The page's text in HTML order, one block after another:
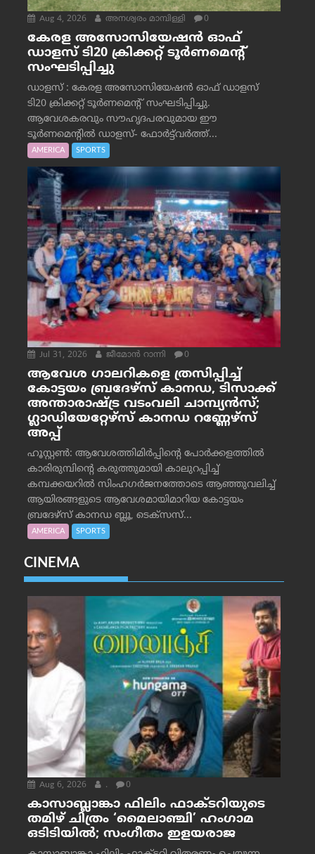
Aug 4, 2026 അനശ്വരം മാമ്പിള്ളി 0
കേരള അസോസിയേഷൻ ഓഫ്
ഡാളസ് ടി20 ക്രിക്കറ്റ് ടൂർണമെന്റ്
സംഘടിപ്പിച്ചു
ഡാളസ് : കേരള അസോസിയേഷൻ ഓഫ് ഡാളസ്
ടി20 ക്രിക്കറ്റ് ടൂർണമെന്റ് സംഘടിപ്പിച്ചു.
ആവേശകരവും സൗഹൃദപരവുമായ ഈ
ടൂർണമെന്റിൽ ഡാളസ്- ഫോർട്ട്‌വര്‍ത്ത്...
AMERICA SPORTS
Jul 31, 2026 ജീമോന്‍ റാന്നി 0
ആവേശ ഗാലറികളെ ത്രസിപ്പിച്ച്
കോട്ടയം ബ്രദേഴ്‌സ് കാനഡ, ടിസാക്ക്
അന്താരാഷ്ട്ര വടംവലി ചാമ്പ്യന്‍സ്;
ഗ്ലാഡിയേറ്റേഴ്‌സ് കാനഡ റണ്ണേഴ്‌സ്
അപ്പ്
ഹൂസ്റ്റണ്‍: ആവേശത്തിമിര്‍പ്പിന്റെ പോര്‍ക്കളത്തില്‍
കാരിരുമ്പിന്റെ കരുത്തുമായി കാലുറപ്പിച്ച്
കമ്പക്കയറില്‍ സിംഹഗര്‍ജനത്തോടെ ആഞ്ഞുവലിച്ച്
ആയിരങ്ങളുടെ ആവേശമായിമാറിയ കോട്ടയം
ബ്രദേഴ്‌സ് കാനഡ ബ്ലൂ, ടെക്‌സസ്...
AMERICA SPORTS
CINEMA
Aug 6, 2026 . 0
കാസാബ്ലാങ്കാ ഫിലിം ഫാക്ടറിയുടെ
തമിഴ് ചിത്രം ‘മൈലാഞ്ചി’ ഹംഗാമ
ഒടിടിയിൽ; സംഗീതം ഇളയരാജ